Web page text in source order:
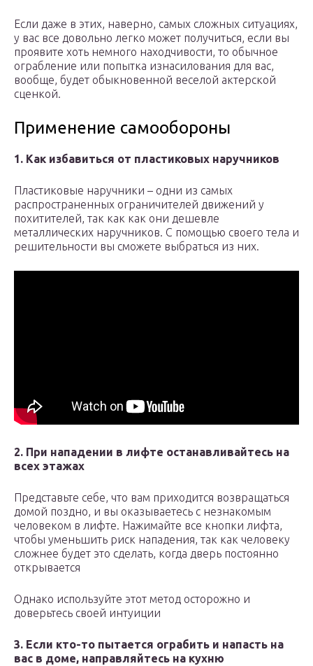
Если даже в этих, наверно, самых сложных ситуациях,
у вас все довольно легко может получиться, если вы
проявите хоть немного находчивости, то обычное
ограбление или попытка изнасилования для вас,
вообще, будет обыкновенной веселой актерской
сценкой.
Применение самообороны
1. Как избавиться от пластиковых наручников
Пластиковые наручники – одни из самых
распространенных ограничителей движений у
похитителей, так как как они дешевле
металлических наручников. С помощью своего тела и
решительности вы сможете выбраться из них.
2. При нападении в лифте останавливайтесь на
всех этажах
Представьте себе, что вам приходится возвращаться
домой поздно, и вы оказываетесь с незнакомым
человеком в лифте. Нажимайте все кнопки лифта,
чтобы уменьшить риск нападения, так как человеку
сложнее будет это сделать, когда дверь постоянно
открывается
Однако используйте этот метод осторожно и
доверьтесь своей интуиции
3. Если кто-то пытается ограбить и напасть на
вас в доме, направляйтесь на кухню